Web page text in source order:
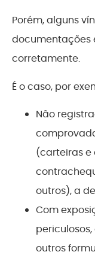
Porém, alguns
documentações
corretamente.
É o caso, por
Não
(carteiras e
outros), a
Com
outros